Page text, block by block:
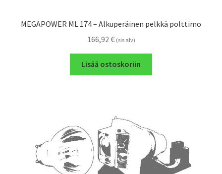
MEGAPOWER ML 174 – Alkuperäinen pelkkä polttimo
166,92 € (sis alv)
Lisää ostoskoriin